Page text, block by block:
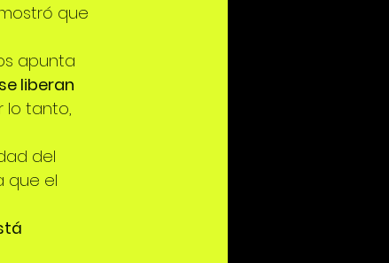
que
apunta
liberan
lo tanto,
del
que el